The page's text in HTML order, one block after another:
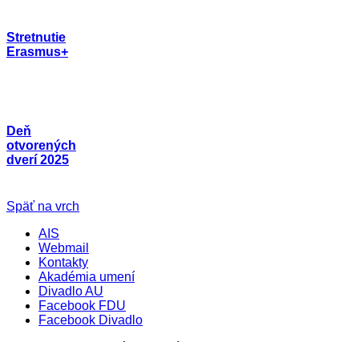
Stretnutie
Erasmus+
Deň
otvorených
dverí 2025
Späť na vrch
AIS
Webmail
Kontakty
Akadémia umení
Divadlo AU
Facebook FDU
Facebook Divadlo